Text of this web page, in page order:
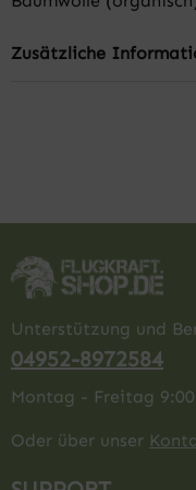
Zusätzliche
Unterstützung und
04952-8972584
Montag - Freitag
Oder über unser